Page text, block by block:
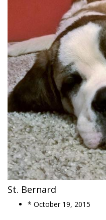
St. Bernard
* October 19, 2015